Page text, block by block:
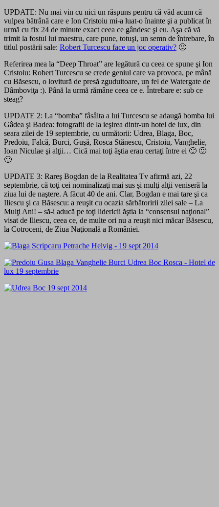
UPDATE: Nu mai vin cu nici un răspuns pentru că văd acum că
vulpea bătrână care e Ion Cristoiu mi-a luat-o înainte şi a publicat în
urmă cu fix 24 de minute exact ceea ce gândesc şi eu. Aşa că vă
trimit la fostul lui maestru, care pune, totuşi, un semn de întrebare, în
titlul postării sale: Robert Turcescu face un joc operativ? 🙂
Referirea mea la “Deep Throat” are legătură cu ceea ce spune şi Ion
Cristoiu: Robert Turcescu se crede geniul care va provoca, pe mână
cu Băsescu, o lovitură de presă zguduitoare, un fel de Watergate de
Dâmboviţa :). Până la urmă rămâne ceea ce e. Întrebare e: sub ce
steag?
UPDATE 2: La “bomba” fâsâita a lui Turcescu se adaugă bomba lui
Gâdea şi Badea: fotografii de la ieşirea dintr-un hotel de lux, din
seara zilei de 19 septembrie, cu următorii: Udrea, Blaga, Boc,
Predoiu, Falcă, Burci, Guşă, Rosca Stănescu, Cristoiu, Vanghelie,
Ioan Niculae şi alţii… Cică mai toţi ăştia erau certaţi între ei 🙂 🙂
🙂
UPDATE 3: Rareş Bogdan de la Realitatea Tv afirmă azi, 22
septembrie, că toţi cei nominalizaţi mai sus şi mulţi alţii veniseră la
ziua lui de naştere. A făcut 40 de ani. Clar, Bogdan e mai tare şi ca
Iliescu şi ca Băsescu: a reuşit cu ocazia sărbătoririi zilei sale – La
Mulţi Ani! – să-i aducă pe toţi lidericii ăştia la “consensul naţional”
visat de Iliescu, ceea ce, de multe ori nu a reuşit nici măcar Băsescu,
la Cotroceni, de Ziua Naţională a României.